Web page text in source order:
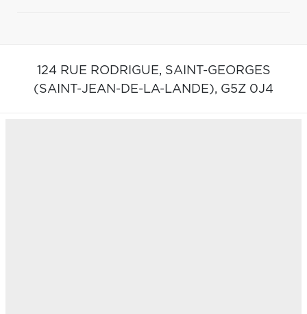
124 RUE RODRIGUE, SAINT-GEORGES
(SAINT-JEAN-DE-LA-LANDE), G5Z 0J4